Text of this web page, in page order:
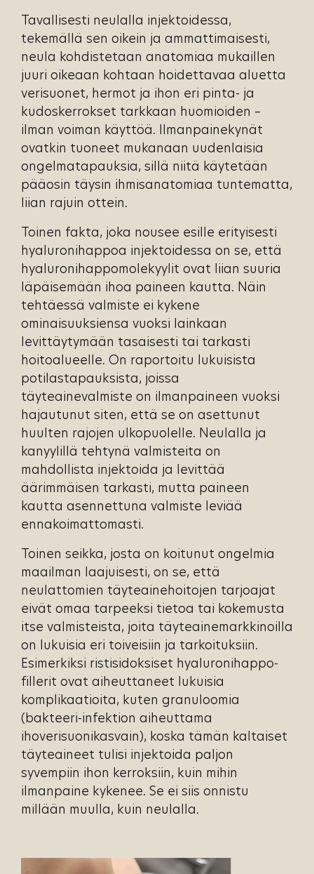
Tavallisesti neulalla injektoidessa,
tekemällä sen oikein ja ammattimaisesti,
neula kohdistetaan anatomiaa mukaillen
juuri oikeaan kohtaan hoidettavaa aluetta
verisuonet, hermot ja ihon eri pinta- ja
kudoskerrokset tarkkaan huomioiden –
ilman voiman käyttöä. Ilmanpainekynät
ovatkin tuoneet mukanaan uudenlaisia
ongelmatapauksia, sillä niitä käytetään
pääosin täysin ihmisanatomiaa tuntematta,
liian rajuin ottein.
Toinen fakta, joka nousee esille erityisesti
hyaluronihappoa injektoidessa on se, että
hyaluronihappomolekyylit ovat liian suuria
läpäisemään ihoa paineen kautta. Näin
tehtäessä valmiste ei kykene
ominaisuuksiensa vuoksi lainkaan
levittäytymään tasaisesti tai tarkasti
hoitoalueelle. On raportoitu lukuisista
potilastapauksista, joissa
täyteainevalmiste on ilmanpaineen vuoksi
hajautunut siten, että se on asettunut
huulten rajojen ulkopuolelle. Neulalla ja
kanyylillä tehtynä valmisteita on
mahdollista injektoida ja levittää
äärimmäisen tarkasti, mutta paineen
kautta asennettuna valmiste leviää
ennakoimattomasti.
Toinen seikka, josta on koitunut ongelmia
maailman laajuisesti, on se, että
neulattomien täyteainehoitojen tarjoajat
eivät omaa tarpeeksi tietoa tai kokemusta
itse valmisteista, joita täyteainemarkkinoilla
on lukuisia eri toiveisiin ja tarkoituksiin.
Esimerkiksi ristisidoksiset hyaluronihappo-
fillerit ovat aiheuttaneet lukuisia
komplikaatioita, kuten granuloomia
(bakteeri-infektion aiheuttama
ihoverisuonikasvain), koska tämän kaltaiset
täyteaineet tulisi injektoida paljon
syvempiin ihon kerroksiin, kuin mihin
ilmanpaine kykenee. Se ei siis onnistu
millään muulla, kuin neulalla.